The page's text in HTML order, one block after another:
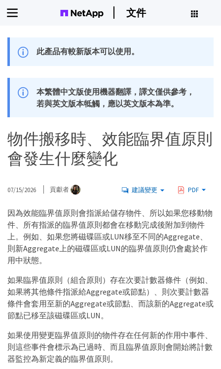
文件
此產品有較新版本可以使用。
本繁體中文版使用機器翻譯，譯文僅供參考，
若與英文版本牴觸，應以英文版本為準。
物件搬移時、效能臨界值原則
會發生什麼變化
07/15/2026 貢獻者 建議變更 PDF
因為效能臨界值原則會指派給儲存物件、所以如果您移動物
件、所有指派的臨界值原則都會在移動完成後附加到物件
上。例如、如果您將磁碟區或LUN移至不同的Aggregate、
則新Aggregate上的磁碟區或LUN的臨界值原則仍會處於作
用中狀態。
如果臨界值原則（組合原則）存在次要計數器條件（例如、
如果將其他條件指派給Aggregate或節點）、則次要計數器
條件會套用至新的Aggregate或節點、而該新的Aggregate或
節點已移至該磁碟區或LUN。
如果使用變更臨界值原則的物件存在任何新的作用中事件、
則這些事件會標示為已過時、而且臨界值原則會開始將計數
器監控為新定義的臨界值原則。